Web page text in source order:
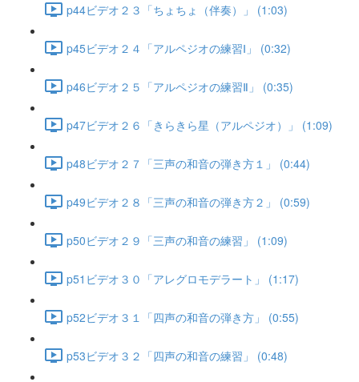
p44ビデオ２３「ちょちょ（伴奏）」 (1:03)
p45ビデオ２４「アルペジオの練習Ⅰ」 (0:32)
p46ビデオ２５「アルペジオの練習Ⅱ」 (0:35)
p47ビデオ２６「きらきら星（アルペジオ）」 (1:09)
p48ビデオ２７「三声の和音の弾き方１」 (0:44)
p49ビデオ２８「三声の和音の弾き方２」 (0:59)
p50ビデオ２９「三声の和音の練習」 (1:09)
p51ビデオ３０「アレグロモデラート」 (1:17)
p52ビデオ３１「四声の和音の弾き方」 (0:55)
p53ビデオ３２「四声の和音の練習」 (0:48)